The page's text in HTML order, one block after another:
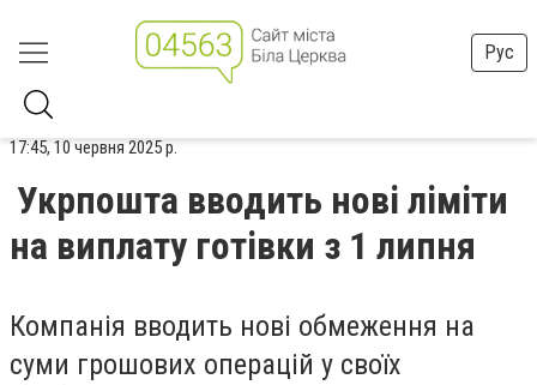
Рус
17:45, 10 червня 2025 р.
Укрпошта вводить нові ліміти
на виплату готівки з 1 липня
Компанія вводить нові обмеження на
суми грошових операцій у своїх